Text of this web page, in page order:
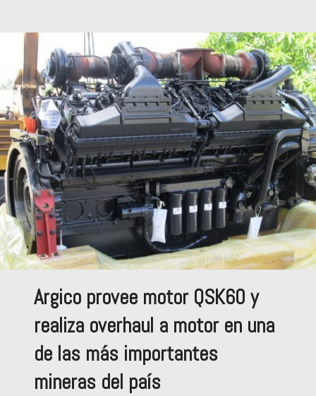
Argico provee motor QSK60 y
realiza overhaul a motor en una
de las más importantes
mineras del país